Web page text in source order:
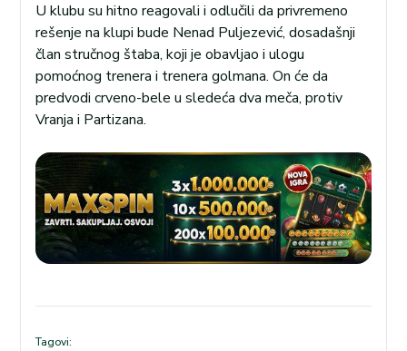
U klubu su hitno reagovali i odlučili da privremeno
rešenje na klupi bude Nenad Puljezević, dosadašnji
član stručnog štaba, koji je obavljao i ulogu
pomoćnog trenera i trenera golmana. On će da
predvodi crveno-bele u sledeća dva meča, protiv
Vranja i Partizana.
Tagovi: